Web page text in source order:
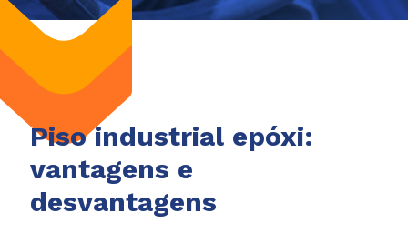
Piso industrial epóxi:
vantagens e
desvantagens